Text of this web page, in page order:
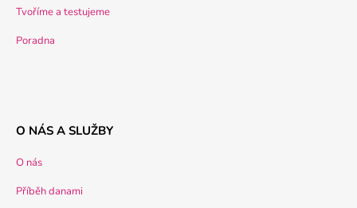
Tvoříme a testujeme
Poradna
O NÁS A SLUŽBY
O nás
Příběh danami